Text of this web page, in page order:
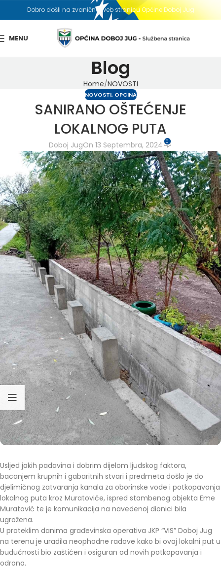
Dobro došli na zvaničnu web stranicu Općine Doboj Jug
MENU
Blog
Home NOVOSTI
NOVOSTI, OPCINA
SANIRANO OŠTEĆENJE
LOKALNOG PUTA
Doboj JugOn 13 Septembra, 2024 0
Usljed jakih padavina i dobrim dijelom ljudskog faktora,
bacanjem krupnih i gabaritnih stvari i predmeta došlo je do
djelimičnog zatvaranja kanala za oborinske vode i potkopavanja
lokalnog puta kroz Muratoviće, ispred stambenog objekta Eme
Muratović te je komunikacija na navedenoj dionici bila
ugrožena.
U proteklim danima građevinska operativa JKP “VIS” Doboj Jug
na terenu je uradila neophodne radove kako bi ovaj lokalni put u
budućnosti bio zaštićen i osiguran od novih potkopavanja i
odrona.